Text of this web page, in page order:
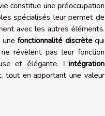
constitue une préoccupation
spécialisés leur permet de
avec les autres éléments.
unefonctionnalité discrètequi
révèlent pas leur fonction
et élégante. L'intégration
tout en apportant une valeur